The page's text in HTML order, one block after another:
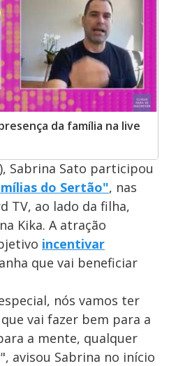
da família na live
Sabrina Sato participou
do Sertão", nas
TV, ao lado da filha,
Kika. A atração
incentivar
que vai beneficiar
nós vamos ter
vai fazer bem para a
a mente, qualquer
avisou Sabrina no início